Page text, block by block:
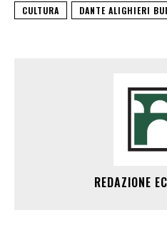
CULTURA DANTE ALIGHIERI
REDAZIONE